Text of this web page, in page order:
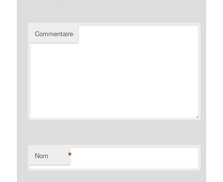
Commentaire
Nom *